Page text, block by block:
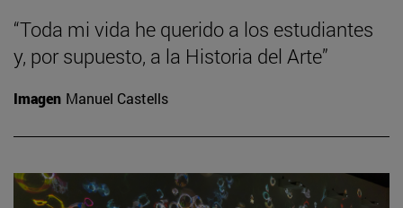
“Toda mi vida he querido a los estudiantes
y, por supuesto, a la Historia del Arte”
Imagen Manuel Castells